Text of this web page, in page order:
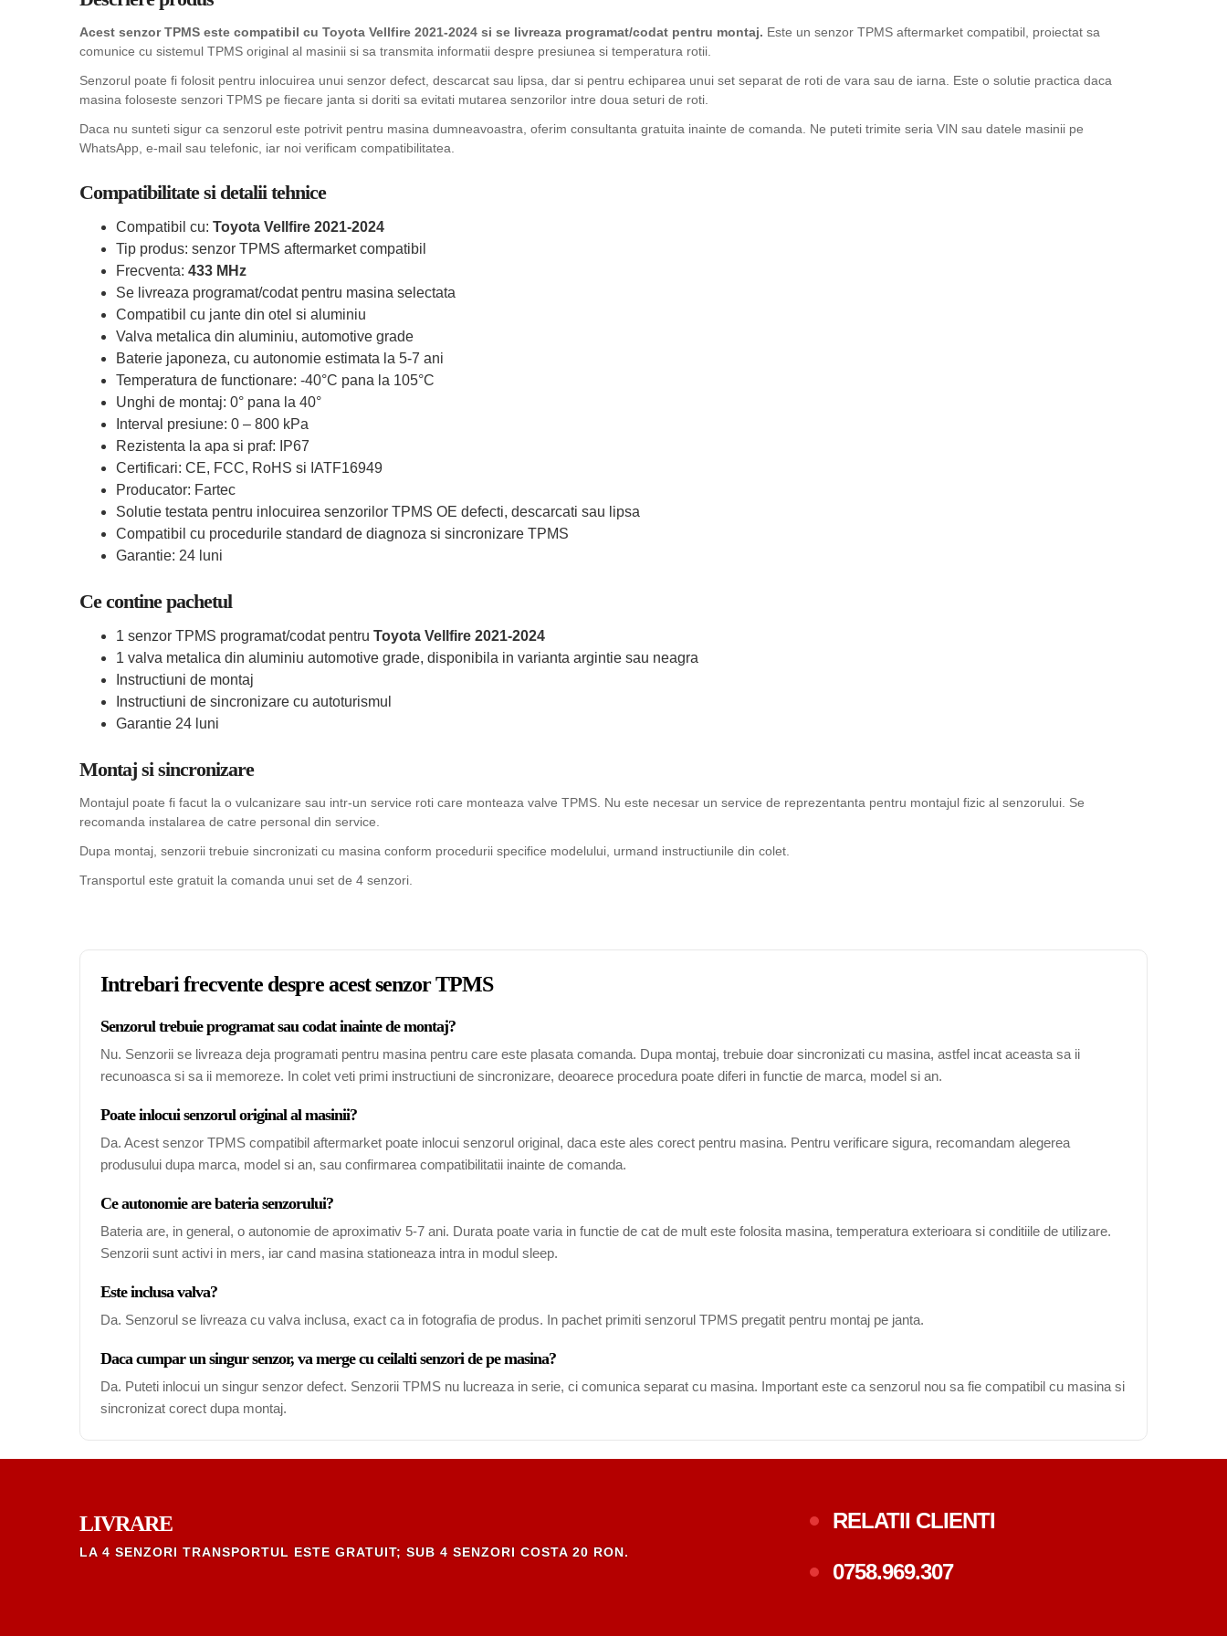
Acest senzor TPMS este compatibil cu Toyota Vellfire 2021-2024 si se livreaza programat/codat pentru montaj. Este un senzor TPMS aftermarket compatibil, proiectat sa
comunice cu sistemul TPMS original al masinii si sa transmita informatii despre presiunea si temperatura rotii.
Senzorul poate fi folosit pentru inlocuirea unui senzor defect, descarcat sau lipsa, dar si pentru echiparea unui set separat de roti de vara sau de iarna. Este o solutie practica daca
masina foloseste senzori TPMS pe fiecare janta si doriti sa evitati mutarea senzorilor intre doua seturi de roti.
Daca nu sunteti sigur ca senzorul este potrivit pentru masina dumneavoastra, oferim consultanta gratuita inainte de comanda. Ne puteti trimite seria VIN sau datele masinii pe
WhatsApp, e-mail sau telefonic, iar noi verificam compatibilitatea.
Compatibilitate si detalii tehnice
Compatibil cu: Toyota Vellfire 2021-2024
Tip produs: senzor TPMS aftermarket compatibil
Frecventa: 433 MHz
Se livreaza programat/codat pentru masina selectata
Compatibil cu jante din otel si aluminiu
Valva metalica din aluminiu, automotive grade
Baterie japoneza, cu autonomie estimata la 5-7 ani
Temperatura de functionare: -40°C pana la 105°C
Unghi de montaj: 0° pana la 40°
Interval presiune: 0 – 800 kPa
Rezistenta la apa si praf: IP67
Certificari: CE, FCC, RoHS si IATF16949
Producator: Fartec
Solutie testata pentru inlocuirea senzorilor TPMS OE defecti, descarcati sau lipsa
Compatibil cu procedurile standard de diagnoza si sincronizare TPMS
Garantie: 24 luni
Ce contine pachetul
1 senzor TPMS programat/codat pentru Toyota Vellfire 2021-2024
1 valva metalica din aluminiu automotive grade, disponibila in varianta argintie sau neagra
Instructiuni de montaj
Instructiuni de sincronizare cu autoturismul
Garantie 24 luni
Montaj si sincronizare
Montajul poate fi facut la o vulcanizare sau intr-un service roti care monteaza valve TPMS. Nu este necesar un service de reprezentanta pentru montajul fizic al senzorului. Se
recomanda instalarea de catre personal din service.
Dupa montaj, senzorii trebuie sincronizati cu masina conform procedurii specifice modelului, urmand instructiunile din colet.
Transportul este gratuit la comanda unui set de 4 senzori.
Intrebari frecvente despre acest senzor TPMS
Senzorul trebuie programat sau codat inainte de montaj?
Nu. Senzorii se livreaza deja programati pentru masina pentru care este plasata comanda. Dupa montaj, trebuie doar sincronizati cu masina, astfel incat aceasta sa ii
recunoasca si sa ii memoreze. In colet veti primi instructiuni de sincronizare, deoarece procedura poate diferi in functie de marca, model si an.
Poate inlocui senzorul original al masinii?
Da. Acest senzor TPMS compatibil aftermarket poate inlocui senzorul original, daca este ales corect pentru masina. Pentru verificare sigura, recomandam alegerea
produsului dupa marca, model si an, sau confirmarea compatibilitatii inainte de comanda.
Ce autonomie are bateria senzorului?
Bateria are, in general, o autonomie de aproximativ 5-7 ani. Durata poate varia in functie de cat de mult este folosita masina, temperatura exterioara si conditiile de utilizare.
Senzorii sunt activi in mers, iar cand masina stationeaza intra in modul sleep.
Este inclusa valva?
Da. Senzorul se livreaza cu valva inclusa, exact ca in fotografia de produs. In pachet primiti senzorul TPMS pregatit pentru montaj pe janta.
Daca cumpar un singur senzor, va merge cu ceilalti senzori de pe masina?
Da. Puteti inlocui un singur senzor defect. Senzorii TPMS nu lucreaza in serie, ci comunica separat cu masina. Important este ca senzorul nou sa fie compatibil cu masina si
sincronizat corect dupa montaj.
LIVRARE
LA 4 SENZORI TRANSPORTUL ESTE GRATUIT; SUB 4 SENZORI COSTA 20 RON.
RELATII CLIENTI
0758.969.307